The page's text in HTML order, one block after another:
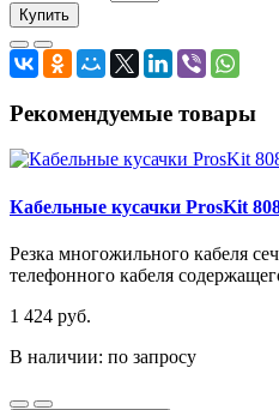
Купить
Рекомендуемые товары
Кабельные кусачки ProsKit
Резка многожильного кабеля
телефонного кабеля
1 424 руб.
В наличии: по запросу